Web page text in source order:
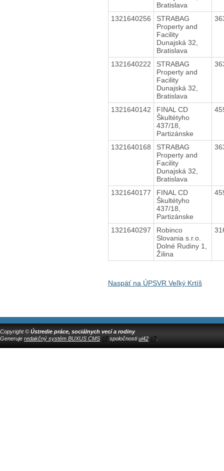
Bratislava
1321640256
STRABAG
Property and
Facility
Dunajská 32,
Bratislava
1321640222
STRABAG
Property and
Facility
Dunajská 32,
Bratislava
1321640142
FINAL CD
Škultétyho
437/18,
Partizánske
1321640168
STRABAG
Property and
Facility
Dunajská 32,
Bratislava
1321640177
FINAL CD
Škultétyho
437/18,
Partizánske
1321640297
Robinco
Slovania s.r.o.
Dolné Rudiny 1,
Žilina
Naspäť na ÚPSVR Veľký Krtíš
Copyright © Ústredie práce, sociálnych vecí a rodiny
Generuje redakčný systém BUXUS CMS spoločnostiui42